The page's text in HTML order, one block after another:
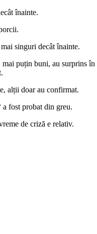
înainte.
singuri decât înainte.
puțin buni, au surprins în
alții doar au confirmat.
a fost probat din greu.
de criză e relativ.